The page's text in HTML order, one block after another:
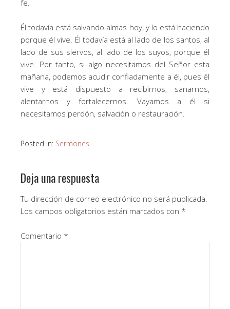
fe.
Él todavía está salvando almas hoy, y lo está haciendo
porque él vive. Él todavía está al lado de los santos, al
lado de sus siervos, al lado de los suyos, porque él
vive. Por tanto, si algo necesitamos del Señor esta
mañana, podemos acudir confiadamente a él, pues él
vive y está dispuesto a recibirnos, sanarnos,
alentarnos y fortalecernos. Vayamos a él si
necesitamos perdón, salvación o restauración.
Posted in: Sermones
Deja una respuesta
Tu dirección de correo electrónico no será publicada.
Los campos obligatorios están marcados con *
Comentario *